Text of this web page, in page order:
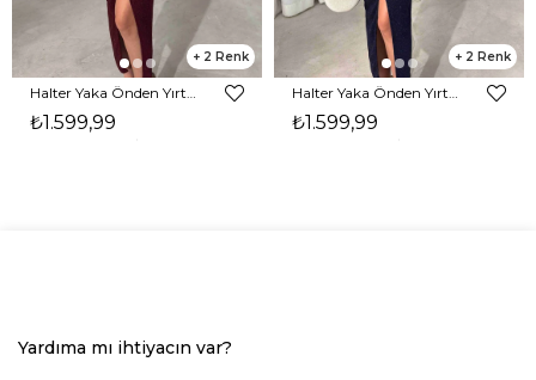
2
₺1.599,99
2
₺1.599,99
Yardıma mı ihtiyacın var?